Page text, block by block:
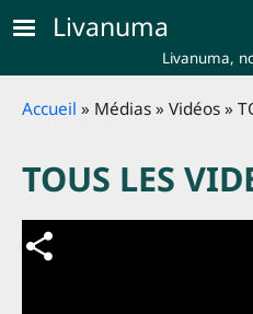
Skip to main content
Livanuma
Livanuma,
Breadcrumb
Accueil Médias Vidéos
TOUS LES